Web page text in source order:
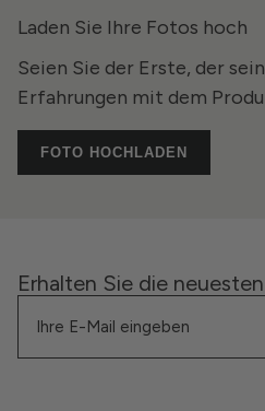
Laden Sie Ihre Fotos hoch
Seien Sie der Erste, der
Erfahrungen mit dem
FOTO HOCHLADEN
Erhalten Sie die